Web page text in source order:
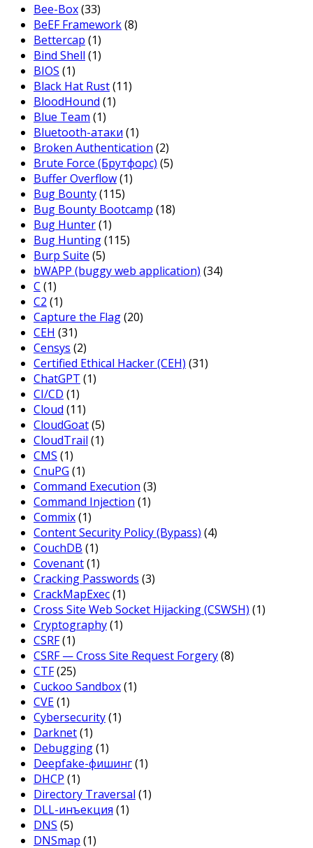
Bee-Box(33)
BeEF Framework(8)
Bettercap (1)
Bind Shell (1)
BIOS (1)
Black Hat Rust(11)
BloodHound (1)
Blue Team (1)
Bluetooth-атаки (1)
Broken Authentication (2)
Brute Force (Брутфорс) (5)
Buffer Overflow(1)
Bug Bounty(115)
Bug Bounty Bootcamp (18)
Bug Hunter(1)
Bug Hunting(115)
Burp Suite (5)
bWAPP (buggy web application) (34)
C (1)
C2 (1)
Capture the Flag(20)
CEH (31)
Censys (2)
Certified Ethical Hacker (CEH) (31)
ChatGPT (1)
CI/CD (1)
Cloud (11)
CloudGoat(5)
CloudTrail (1)
CMS (1)
CnuPG (1)
Command Execution (3)
Command Injection (1)
Commix(1)
Content Security Policy (Bypass) (4)
CouchDB (1)
Covenant(1)
Cracking Passwords (3)
CrackMapExec(1)
Cross Site Web Socket Hijacking (CSWSH) (1)
Cryptography(1)
CSRF(1)
CSRF — Cross Site Request Forgery(8)
CTF(25)
Cuckoo Sandbox(1)
CVE(1)
Cybersecurity(1)
Darknet(1)
Debugging(1)
Deepfake-фишинг(1)
DHCP (1)
Directory Traversal (1)
DLL-инъекция (1)
DNS (5)
DNSmap (1)